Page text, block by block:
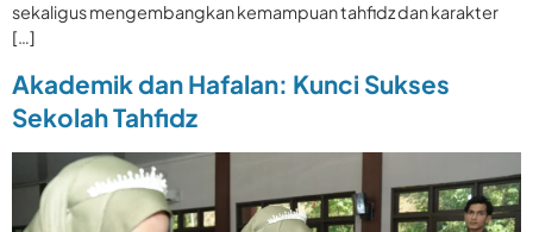
sekaligus mengembangkan kemampuan tahfidz dan karakter
[…]
Akademik dan Hafalan: Kunci Sukses
Sekolah Tahfidz